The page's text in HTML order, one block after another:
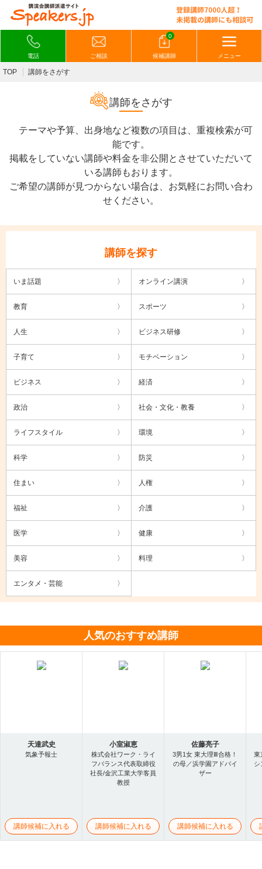
電話 ご相談
0
候補講師 メニュー
TOP 講師をさがす
講師をさがす
テーマや予算、出身地など複数の項目は、重複検索が可
能です。
掲載をしていない講師や料金を非公開とさせていただいて
いる講師もおります。
ご希望の講師が見つからない場合は、お気軽にお問い合わ
せください。
講師を探す
いま話題 オンライン講演
教育 スポーツ
人生 ビジネス研修
子育て モチベーション
ビジネス 経済
政治 社会・文化・教養
ライフスタイル 環境
科学 防災
住まい 人権
福祉 介護
医学 健康
美容 料理
エンタメ・芸能
人気のおすすめ講師
天達武史
気象予報士
講師候補に入れる
小室淑恵
株式会社ワーク・ライ
フバランス代表取締役
社長/金沢工業大学客員
教授
講師候補に入れる
佐藤亮子
3男1女 東大理Ⅲ合格！
の母／浜学園アドバイ
ザー
講師候補に入れる
東
シ